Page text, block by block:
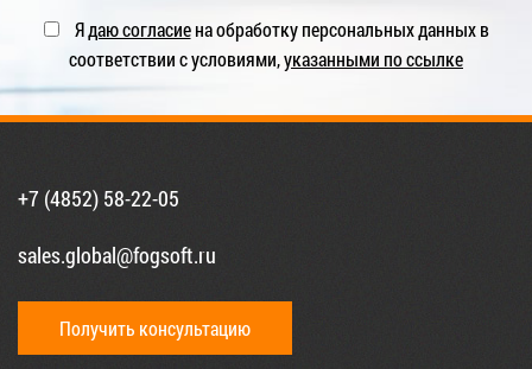
Ядаю согласиена обработку персональных данных в
соответствии с условиями,указанными по ссылке
+7 (4852) 58-22-05
sales.global@fogsoft.ru
Получить консультацию